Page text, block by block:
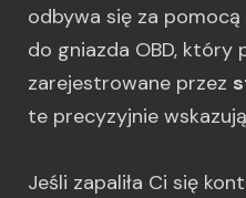
odbywa się za
do gniazda OBD, który
zarejestrowane przez
te precyzyjnie
Jeśli zapaliła Ci się